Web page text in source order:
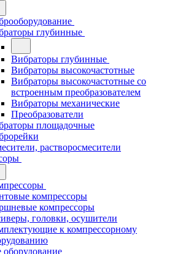
глубинные
Вибраторы глубинные
Вибраторы высокочастотные
Вибраторы высокочастотные со
встроенным преобразователем
Вибраторы механические
Преобразователи
площадочные
растворосмесители
компрессоры
компрессоры
головки, осушители
к компрессорному
оборудование